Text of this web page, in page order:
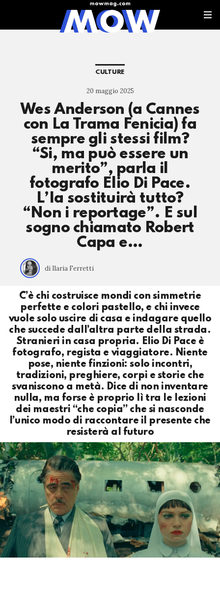
CULTURE
20 maggio 2025
Wes Anderson (a Cannes
con La Trama Fenicia) fa
sempre gli stessi film?
“Si, ma può essere un
merito”, parla il
fotografo Elio Di Pace.
L’Ia sostituirà tutto?
“Non i reportage”. E sul
sogno chiamato Robert
Capa e…
di Ilaria Ferretti
C’è chi costruisce mondi con simmetrie
perfette e colori pastello, e chi invece
vuole solo uscire di casa e indagare quello
che succede dall’altra parte della strada.
Stranieri in casa propria. Elio Di Pace è
fotografo, regista e viaggiatore. Niente
pose, niente finzioni: solo incontri,
tradizioni, preghiere, corpi e storie che
svaniscono a metà. Dice di non inventare
nulla, ma forse è proprio lì tra le lezioni
dei maestri “che copia” che si nasconde
l’unico modo di raccontare il presente che
resisterà al futuro